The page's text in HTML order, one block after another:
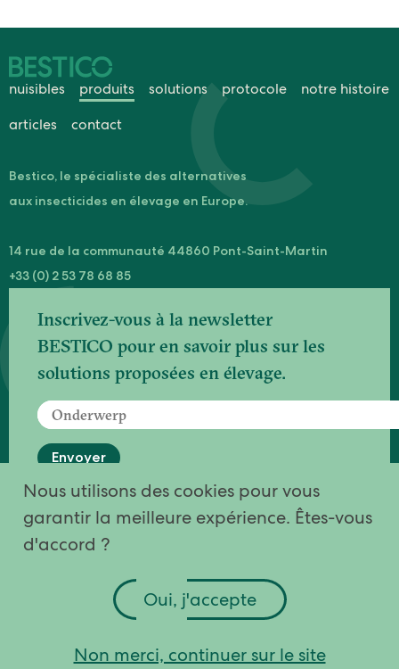
nuisibles produits solutions protocole
notre histoire
articles
contact
Bestico, le spécialiste des alternatives
aux insecticides en élevage en Europe.
14 rue de la communauté 44860 Pont-Saint-Martin
+33 (0) 2 53 78 68 85
Inscrivez-vous à la newsletter
BESTICO pour en savoir plus sur les
solutions proposées en élevage.
Envoyer
Votre inscription est en cours de traitement
Merci pour votre inscription
réessayer ou contactez-nous.
Nous utilisons des cookies pour vous
garantir la meilleure expérience. Êtes-vous
d'accord ?
Oui, j'accepte
Non merci, continuer sur le site